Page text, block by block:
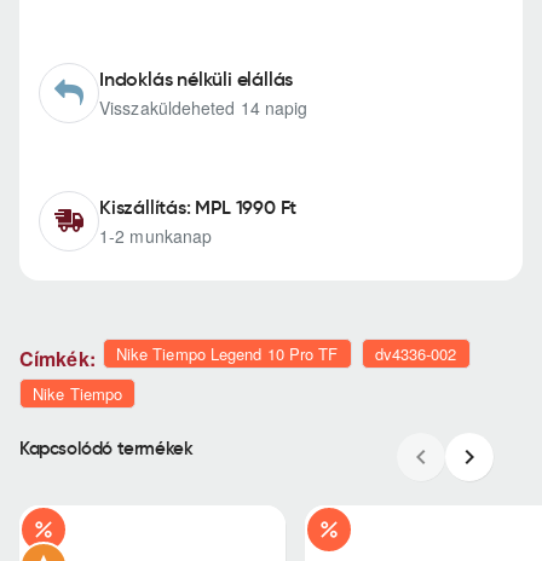
Indoklás nélküli elállás
Visszaküldeheted 14 napig
Kiszállítás: MPL 1990 Ft
1-2 munkanap
Címkék: Nike Tiempo Legend 10 Pro TF
dv4336-002
Nike Tiempo
Kapcsolódó termékek